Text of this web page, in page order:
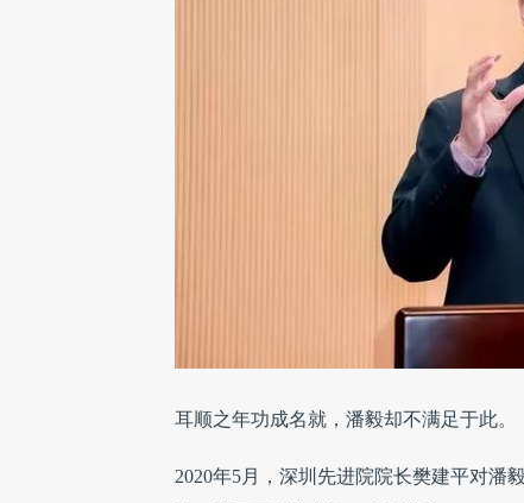
耳顺之年功成名就，潘毅却不满足于此。
2020年5月，深圳先进院院长樊建平对潘